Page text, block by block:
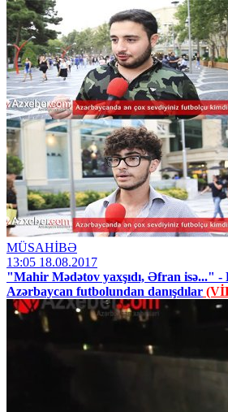
MÜSAHİBƏ
13:05 18.08.2017
"Mahir Mədətov yaxşıdı, Əfran isə..." -
Azərbaycan futbolundan danışdılar